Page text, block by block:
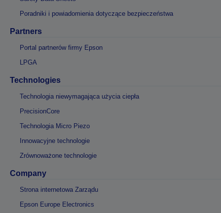
Poradniki i powiadomienia dotyczące bezpieczeństwa
Partners
Portal partnerów firmy Epson
LPGA
Technologies
Technologia niewymagająca użycia ciepła
PrecisionCore
Technologia Micro Piezo
Innowacyjne technologie
Zrównoważone technologie
Company
Strona internetowa Zarządu
Epson Europe Electronics